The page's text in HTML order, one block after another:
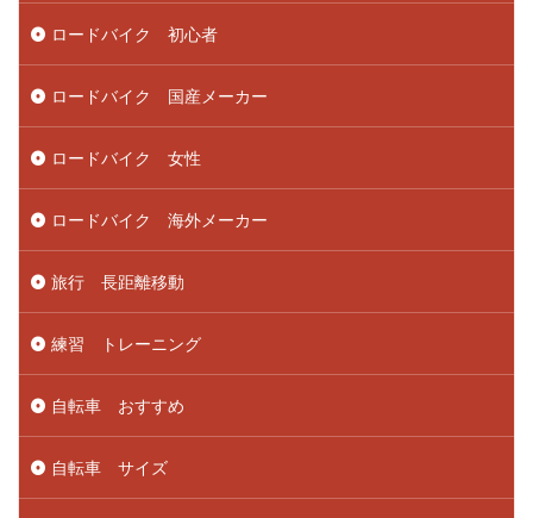
ロードバイク 初心者
ロードバイク 国産メーカー
ロードバイク 女性
ロードバイク 海外メーカー
旅行 長距離移動
練習 トレーニング
自転車 おすすめ
自転車 サイズ